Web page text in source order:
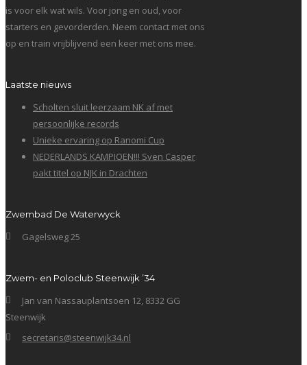
is voor elk wat wils. Voor jong en oud, voor
starters en gevorderden. Neem contact met ons
op en train vrijblijvend een keer met ons mee.
Laatste nieuws
Scholten sluit leerzaam NK af met
persoonlijke records
Unieke ervaring op Ranomi Cup
NEDERLANDS KAMPIOEN!!! Sven Casper
pakt titel op NJK in Drachten
Zwembad De Waterwyck
Gagelsweg 25
Zwem- en Poloclub Steenwijk ’34
Jan van Nassauplantsoen 12, 8332 GG
Steenwijk
secretaris@steenwijk34.nl